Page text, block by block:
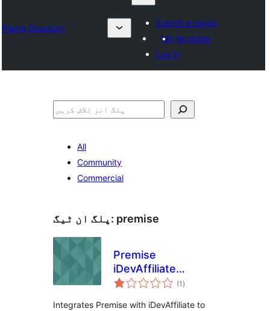
Plugin Directory
Submit a plugin
My favorites
Log in
تلاش
All
Community
Commercial
پلگ ان ٹیگ: premise
Premise
iDevAffiliate
Integration
(1 مجموعی
درجہ
)
Integrates Premise with iDevAffiliate to